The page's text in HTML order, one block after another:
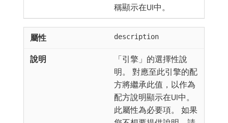
稱顯示在UI中。
description
「引擎」的選擇性說
明。 對應至此引擎的配
方將繼承此值，以作為
配方說明顯示在UI中。
此屬性為必要項。 如果